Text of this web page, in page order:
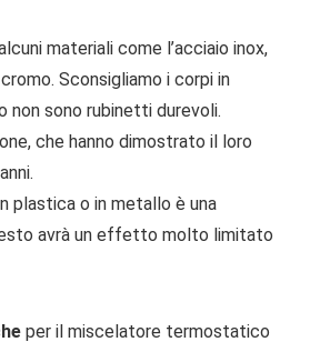
materiali come l’acciaio inox,
Sconsigliamo i corpi in
non sono rubinetti durevoli.
che hanno dimostrato il loro
plastica o in metallo è una
avrà un effetto molto limitato
per il miscelatore termostatico